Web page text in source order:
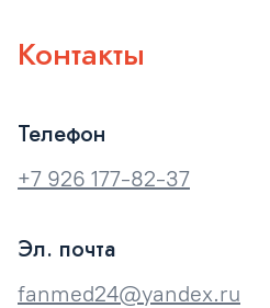
Контакты
Телефон
+7 926 177-82-37
Эл. почта
fanmed24@yandex.ru